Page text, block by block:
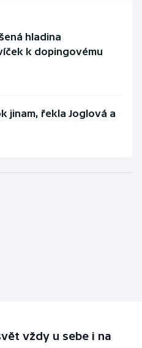
hladina
k dopingovému
jinam, řekla Joglová a
vždy u sebe i na